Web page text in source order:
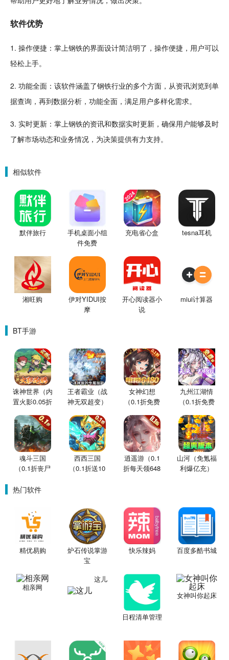
软件优势
1. 操作便捷：掌上钢铁的界面设计简洁明了，操作便捷，用户可以
轻松上手。
2. 功能全面：该软件涵盖了钢铁行业的多个方面，从资讯浏览到单
据查询，再到数据分析，功能全面，满足用户多样化需求。
3. 实时更新：掌上钢铁的资讯和数据实时更新，确保用户能够及时
了解市场动态和业务情况，为决策提供有力支持。
相似软件
默伴旅行
手机桌面小组
件免费
充电省心盒 tesna耳机
湘旺购
伊对YIDUI按
摩
开心阅读器小
说
miui计算器
BT手游
诛神世界（内
置火影0.05折
王者霸业（战
神无双超变）
女神幻想
（0.1折免费
九州江湖情
（0.1折免费
魂斗三国
（0.1折丧尸
西西三国
（0.1折送10
逍遥游（0.1
折每天领648
山河（免氪福
利爆亿充）
热门软件
精优易购
炉石传说掌游
宝
快乐辣妈 百度多酷书城
相亲网
这儿
日程清单管理
女神叫你起床